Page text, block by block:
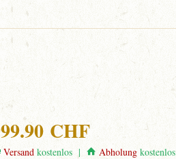
CHF
Versand kostenlos | Abholung kostenlos